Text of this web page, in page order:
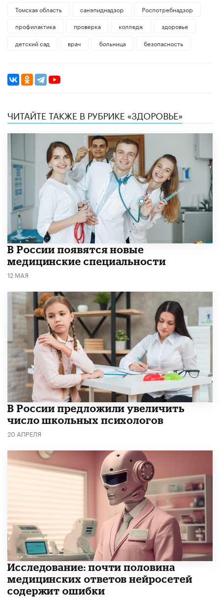
Томская область санэпиднадзор
Роспотребнадзор
профилактика
проверка колледж
здоровье
детский сад
врач больница безопасность
ЧИТАЙТЕ ТАКЖЕ В РУБРИКЕ «ЗДОРОВЬЕ»
В России появятся новые
медицинские специальности
12 МАЯ
В России предложили увеличить
число школьных психологов
20 АПРЕЛЯ
Исследование: почти половина
медицинских ответов нейросетей
содержит ошибки